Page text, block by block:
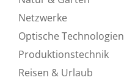
Netzwerke
Optische Technologien
Produktionstechnik
Reisen & Urlaub